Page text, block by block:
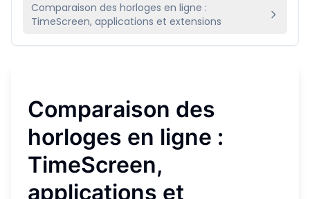
Comparaison des horloges en ligne :
TimeScreen, applications et extensions
Comparaison des
horloges en ligne :
TimeScreen,
applications et